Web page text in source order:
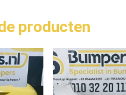
producten